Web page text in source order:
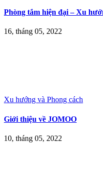
Phòng tắm hiện đại – Xu
16, tháng 05, 2022
Xu hướng và Phong cách
Giới thiệu về JOMOO
10, tháng 05, 2022